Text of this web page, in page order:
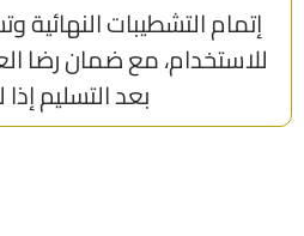
إتمام التشطيبات النهائية
للاستخدام، مع ضمان رضا
بعد التسليم إذا